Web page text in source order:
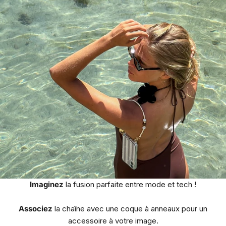
Imaginez la fusion parfaite entre mode et tech !
Associez la chaîne avec une coque à anneaux pour un
accessoire à votre image.